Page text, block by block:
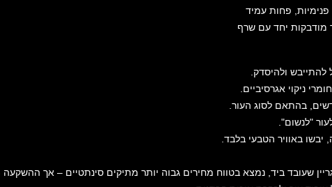
ולהיסדק.
ניקוי אגרסיביים.
בהתאם לסוג העור.
"לנשום".
באוויר הטבעי בלבד.
שעובד ביד, נמצא בטווח מחירים גבוה יותר מתיקים סינתטיים – אך